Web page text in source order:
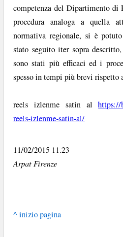
competenza del Dipartimento di
procedura analoga a quella
normativa regionale, si è
stato seguito iter sopra
sono stati più efficaci ed i
spesso in tempi più brevi
reels izlenme satin alhttps://
reels-izlenme-satin-al/
11/02/2015 11.23
Arpat Firenze
^ inizio pagina